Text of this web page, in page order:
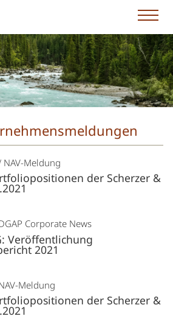
NAV-Meldung
der Scherzer &
Corporate News
Veröffentlichung
2021
Meldung
der Scherzer &